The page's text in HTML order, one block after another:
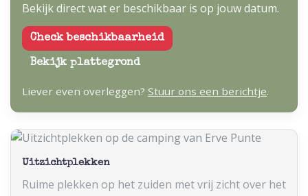
Bekijk direct wat er beschikbaar is op jouw datum.
Check beschikbaarheid
Bekijk plattegrond
Liever even overleggen? Stuur ons een berichtje.
Uitzichtplekken
Ruime plekken op het zuiden met vrij zicht over het